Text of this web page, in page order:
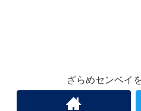
ざらめセンベイ